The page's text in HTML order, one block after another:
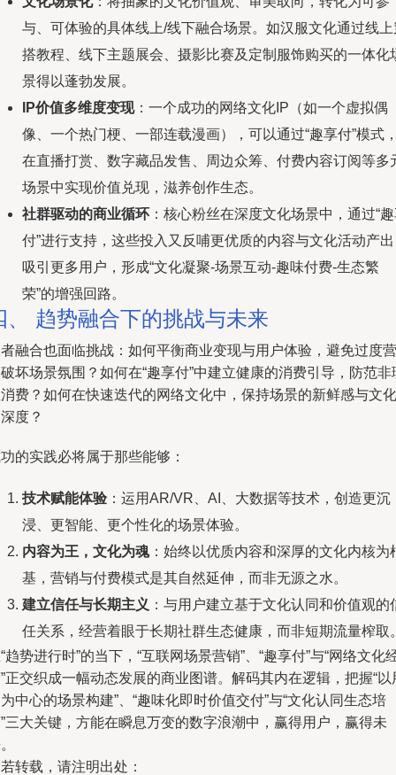
与、可体验的具体线上/线下融合场景。如汉服文化通过线上
搭教程、线下主题展会、摄影比赛及定制服饰购买的一体化
景得以蓬勃发展。
IP价值多维度变现：一个成功的网络文化IP（如一个虚拟偶
像、一个热门梗、一部连载漫画），可以通过“趣享付”模式
在直播打赏、数字藏品发售、周边众筹、付费内容订阅等多
场景中实现价值兑现，滋养创作生态。
社群驱动的商业循环 ：核心粉丝在深度文化场景中，通过“
付”进行支持，这些投入又反哺更优质的内容与文化活动产
吸引更多用户，形成“文化凝聚-场景互动-趣味付费-生态繁
荣”的增强回路。
、 趋势融合下的挑战与未来
融合也面临挑战：如何平衡商业变现与用户体验，避免过度营
坏场景氛围？如何在“趣享付”中建立健康的消费引导，防范非
费？如何在快速迭代的网络文化中，保持场景的新鲜感与文化
度？
的实践必将属于那些能够：
技术赋能体验 ：运用AR/VR、AI、大数据等技术，创造更沉
浸、更智能、更个性化的场景体验。
内容为王，文化为魂：始终以优质内容和深厚的文化内核为
基，营销与付费模式是其自然延伸，而非无源之水。
建立信任与长期主义 ：与用户建立基于文化认同和价值观的
任关系，经营着眼于长期社群生态健康，而非短期流量榨取
趋势进行时”的当下，“互联网场景营销”、“趣享付”与“网络文化
正交织成一幅动态发展的商业图谱。解码其内在逻辑，把握“以
中心的场景构建”、“趣味化即时价值交付”与“文化认同生态培
三大关键，方能在瞬息万变的数字浪潮中，赢得用户，赢得未
转载，请注明出处：